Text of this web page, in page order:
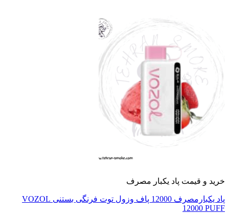
و قیمت پاد یکبار مصرف
پاد یکبارمصرف 12000 پاف وزول توت فرنگی بستنی VOZOL
12000